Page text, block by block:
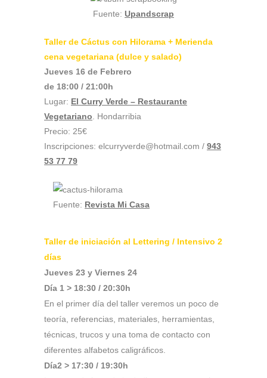
Fuente: Upandscrap
Taller de Cáctus con Hilorama + Merienda
cena vegetariana (dulce y salado)
Jueves 16 de Febrero
de 18:00 / 21:00h
Lugar: El Curry Verde – Restaurante
Vegetariano . Hondarribia
Precio: 25€
Inscripciones: elcurryverde@hotmail.com / 943
53 77 79
Fuente: Revista Mi Casa
Taller de iniciación al Lettering / Intensivo 2
días
Jueves 23 y Viernes 24
Día 1 > 18:30 / 20:30h
En el primer día del taller veremos un poco de
teoría, referencias, materiales, herramientas,
técnicas, trucos y una toma de contacto con
diferentes alfabetos caligráficos.
Día2 > 17:30 / 19:30h